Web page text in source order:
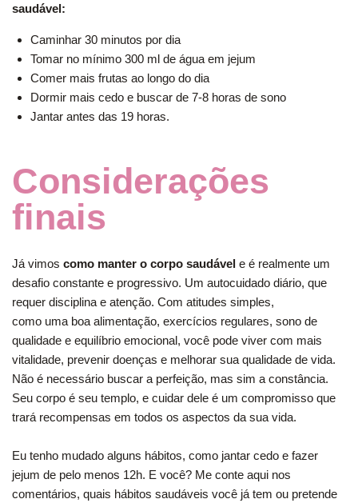
saudável:
Caminhar 30 minutos por dia
Tomar no mínimo 300 ml de água em jejum
Comer mais frutas ao longo do dia
Dormir mais cedo e buscar de 7-8 horas de sono
Jantar antes das 19 horas.
Considerações
finais
Já vimos como manter o corpo saudável e é realmente um
desafio constante e progressivo. Um autocuidado diário, que
requer disciplina e atenção. Com atitudes simples,
como uma boa alimentação, exercícios regulares, sono de
qualidade e equilíbrio emocional, você pode viver com mais
vitalidade, prevenir doenças e melhorar sua qualidade de vida.
Não é necessário buscar a perfeição, mas sim a constância.
Seu corpo é seu templo, e cuidar dele é um compromisso que
trará recompensas em todos os aspectos da sua vida.
Eu tenho mudado alguns hábitos, como jantar cedo e fazer
jejum de pelo menos 12h. E você? Me conte aqui nos
comentários, quais hábitos saudáveis você já tem ou pretende